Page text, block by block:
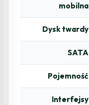
mobilna
Dysk twardy
SATA
Pojemność
Interfejsy